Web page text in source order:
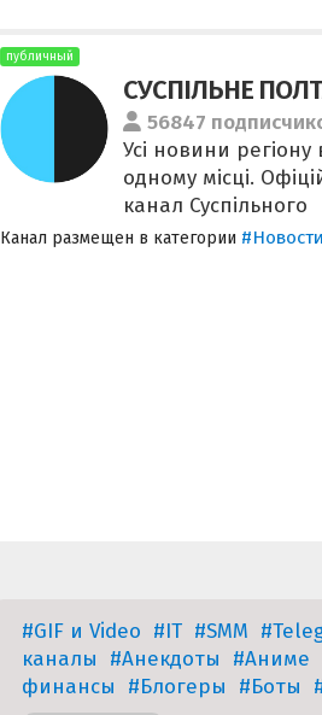
публичный
СУСПІЛЬНЕ
56847
Усі новини регіону
одному місці.
канал Суспільного
Канал размещен в категории #Новости
#GIF и Video #IT #SMM
каналы
#Анекдоты #Аниме
финансы
#Блогеры #Боты